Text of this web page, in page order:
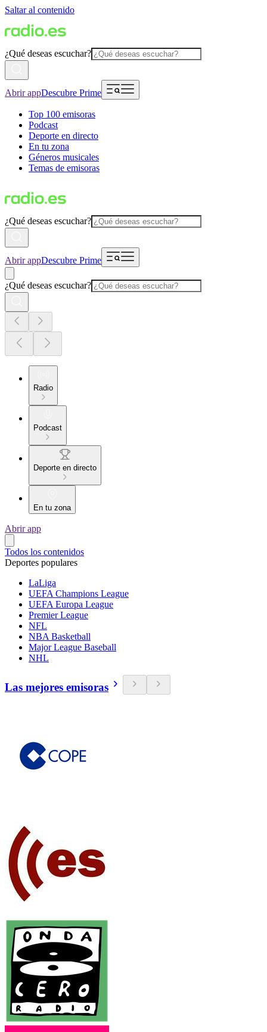
Saltar al contenido
¿Qué deseas escuchar?
Abrir appDescubre Prime
Top 100 emisoras
Podcast
Deporte en directo
En tu zona
Géneros musicales
Temas de emisoras
¿Qué deseas escuchar?
Abrir appDescubre Prime
¿Qué deseas escuchar?
Radio
Podcast
Deporte en directo
En tu zona
Abrir app
Todos los contenidos
Deportes populares
LaLiga
UEFA Champions League
UEFA Europa League
Premier League
NFL
NBA Basketball
Major League Baseball
NHL
Las mejores emisoras